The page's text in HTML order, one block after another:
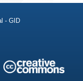
- GID